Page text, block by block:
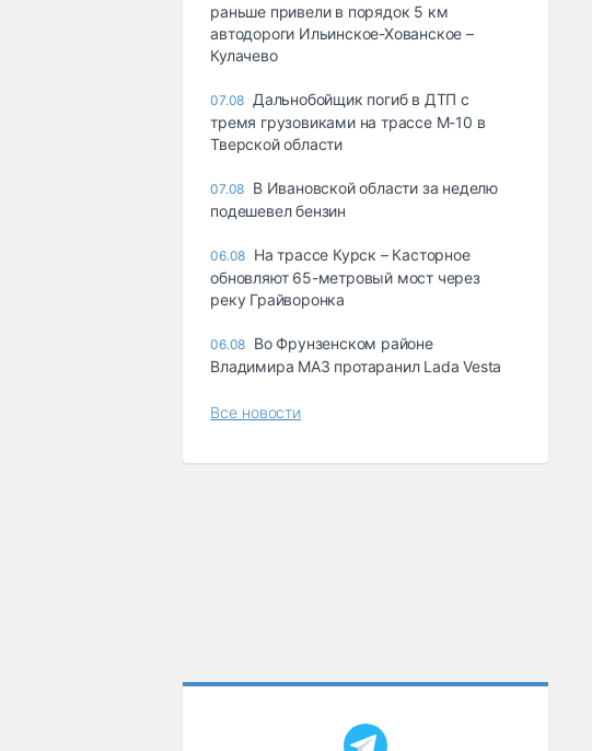
раньше привели в порядок 5 км
автодороги Ильинское-Хованское –
Кулачево
07.08 Дальнобойщик погиб в ДТП с
тремя грузовиками на трассе М-10 в
Тверской области
07.08 В Ивановской области за неделю
подешевел бензин
06.08 На трассе Курск – Касторное
обновляют 65-метровый мост через
реку Грайворонка
06.08 Во Фрунзенском районе
Владимира МАЗ протаранил Lada Vesta
Все новости